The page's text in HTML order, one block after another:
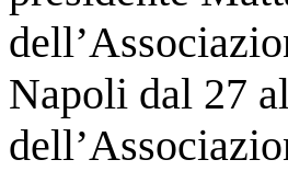
Napoli dal 27